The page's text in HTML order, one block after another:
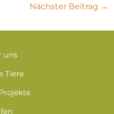
Nächster Beitrag →
uns
Tiere